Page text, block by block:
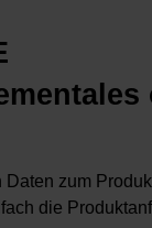
zum
die